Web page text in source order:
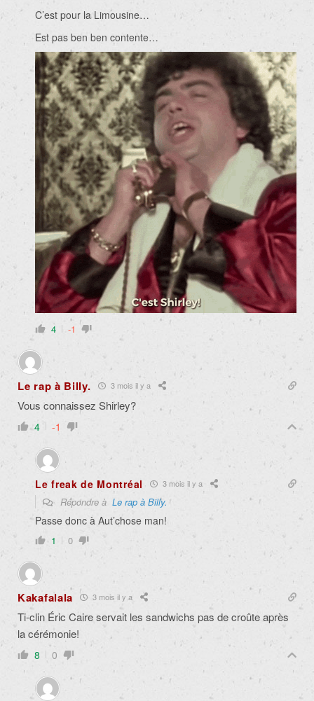
C’est pour la Limousine…
Est pas ben ben contente…
4 -1
Le rap à Billy. 3 mois il y a
Vous connaissez Shirley?
4 -1
Le freak de Montréal 3 mois il y a
Répondre à Le rap à Billy.
Passe donc à Aut’chose man!
1 0
Kakafalala 3 mois il y a
Ti-clin Éric Caire servait les sandwichs pas de croûte après
la cérémonie!
8 0